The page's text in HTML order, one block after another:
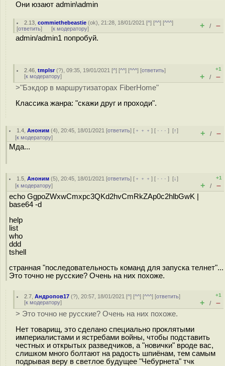
Они юзают admin\admin
2.13 ,commiethebeastie (ok), 21:28, 18/01/2021 [^] [^^] [^^^]
[ответить] [к модератору] + / –
admin/admin1 попробуй.
2.46 ,tmplsr(?), 09:35, 19/01/2021 [^] [^^] [^^^] [ответить]
[к модератору]
+1
+ / –
>"Бэкдор в маршрутизаторах FiberHome"
Классика жанра: "скажи друг и проходи".
1.4 ,Аноним (4), 20:45, 18/01/2021 [ответить] [ ﹢﹢﹢] [ · · ·][↑]
[к модератору] + / –
Мда...
1.5 ,Аноним (5), 20:45, 18/01/2021 [ответить] [ ﹢﹢﹢] [ · · ·][↓]
[к модератору]
+1
+ / –
echo GgpoZWxwCmxpc3QKd2hvCmRkZAp0c2hlbGwK |
base64 -d
help
list
who
ddd
tshell
странная "последовательность команд для запуска телнет"...
Это точно не русские? Очень на них похоже.
2.7 ,Андропов17 (?), 20:57, 18/01/2021 [^] [^^] [^^^] [ответить]
[к модератору]
+1
+ / –
> Это точно не русские? Очень на них похоже.
Нет товарищ, это сделано специально проклятыми
империалистами и ястребами войны, чтобы подставить
честных и открытых разведчиков, а "новички" вроде вас,
слишком много болтают на радость шпиёнам, тем самым
подрывая веру в светлое будущее "Чебурнета" тчк